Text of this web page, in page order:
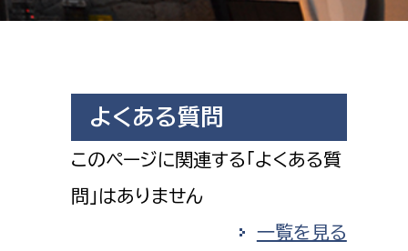
働きたい
小田原のことを知りたい
イベント・講座などに参加したい
まちづくりに関わりたい
ゼロカーボン推進課
環境保護課
環境事業センター
よくある質問
このページに関連する「よくある質
問」はありません
一覧を見る